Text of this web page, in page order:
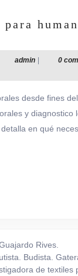
adminadmin
| 0
desde fines
y diagnostico
en qué
Rives.
Budista.
de textiles